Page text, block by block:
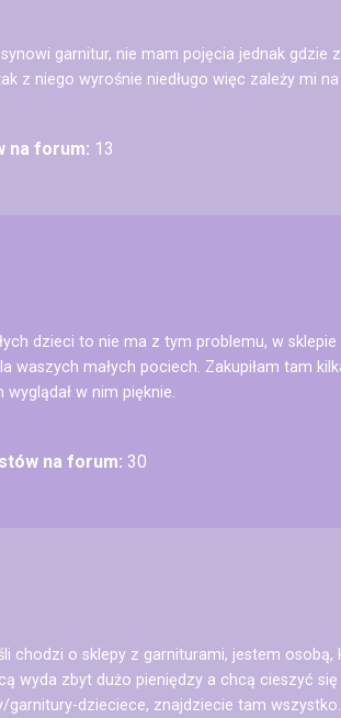
garnitur, nie mam pojęcia jednak gdzie
z niego wyrośnie niedługo więc zależy mi
na forum: 13
dzieci to nie ma z tym problemu, w
waszych małych pociech. Zakupiłam tam
w nim pięknie.
na forum: 30
chodzi o sklepy z garniturami, jestem
wyda zbyt dużo pieniędzy a chcą cieszyć
garnitury-dzieciece, znajdziecie tam wszystko.